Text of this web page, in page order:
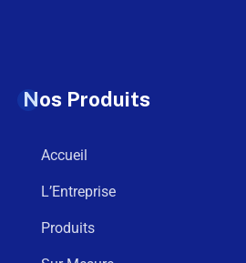
Nos Produits
Accueil
L’Entreprise
Produits